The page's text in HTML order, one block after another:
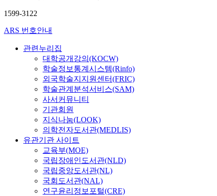
1599-3122
ARS 번호안내
관련누리집
대학공개강의(KOCW)
학술정보통계시스템(Rinfo)
외국학술지지원센터(FRIC)
학술관계분석서비스(SAM)
사서커뮤니티
기관회원
지식나눔(LOOK)
의학전자도서관(MEDLIS)
유관기관 사이트
교육부(MOE)
국립장애인도서관(NLD)
국립중앙도서관(NL)
국회도서관(NAL)
연구윤리정보포털(CRE)